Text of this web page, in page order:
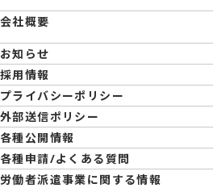
サービス一覧
即日・単発のバイト探しは「スマ
エントリーマーケット
会社概要
会社概要
メディア情報
人材派遣について
コーポレートガバナンス
拠点一覧
日雇派遣の原則禁止について
エントリーのサポートについて
お知らせ
ブログ
企業様向けお役立ちブログ
採用情報
プライバシーポリシー
外部送信ポリシー
各種公開情報
ハラスメント防止・対策方針
育児休業取得率および職場復帰率
各種申請/よくある質問
労働者派遣事業に関する情報